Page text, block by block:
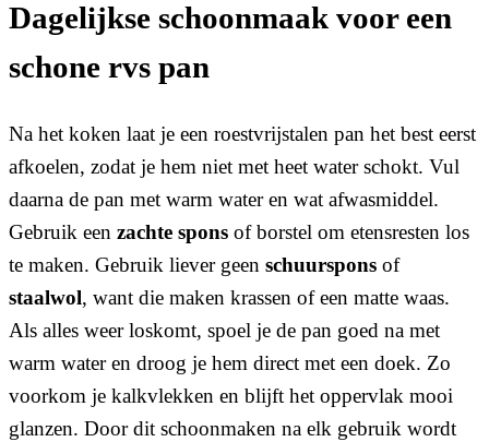
Dagelijkse schoonmaak voor een
schone rvs pan
Na het koken laat je een roestvrijstalen pan het best eerst
afkoelen, zodat je hem niet met heet water schokt. Vul
daarna de pan met warm water en wat afwasmiddel.
Gebruik een zachte spons of borstel om etensresten los
te maken. Gebruik liever geen schuurspons of
staalwol, want die maken krassen of een matte waas.
Als alles weer loskomt, spoel je de pan goed na met
warm water en droog je hem direct met een doek. Zo
voorkom je kalkvlekken en blijft het oppervlak mooi
glanzen. Door dit schoonmaken na elk gebruik wordt